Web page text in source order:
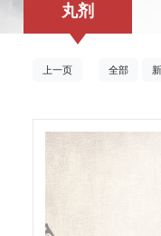
丸剂
上一页 全部